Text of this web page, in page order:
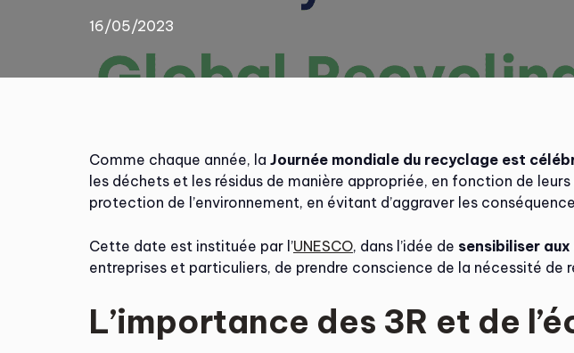
16/05/2023
Comme chaque année, la Journée mondiale du recyclage est
les déchets et les résidus de manière appropriée, en fonction de
protection de l’environnement, en évitant d’aggraver les
Cette date est instituée par l’UNESCO, dans l’idée de sensibiliser
entreprises et particuliers, de prendre conscience de la nécessité de
L’importance des 3R et de